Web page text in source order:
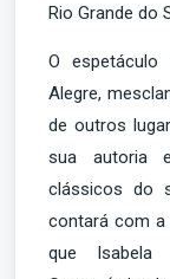
Rio Grande do
O
Alegre,
de outros
sua autoria
clássicos do
contará com a
que